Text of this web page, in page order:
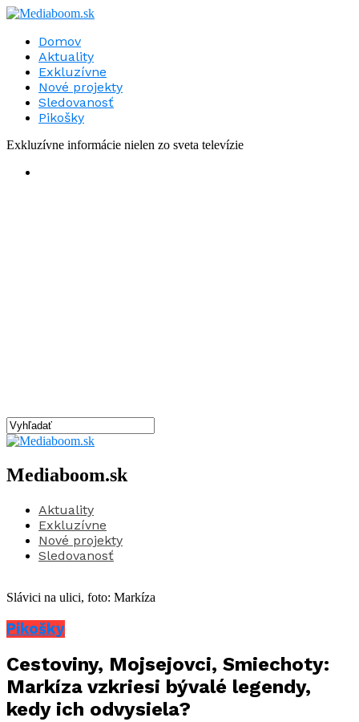
Domov
Aktuality
Exkluzívne
Nové projekty
Sledovanosť
Pikošky
Exkluzívne informácie nielen zo sveta televízie
Mediaboom.sk
Aktuality
Exkluzívne
Nové projekty
Sledovanosť
Slávici na ulici, foto: Markíza
Pikošky
Cestoviny, Mojsejovci, Smiechoty:
Markíza vzkriesi bývalé legendy,
kedy ich odvysiela?